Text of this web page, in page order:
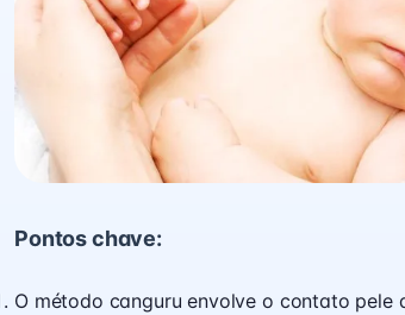
Pontos chave:
O método canguru envolve o contato pele